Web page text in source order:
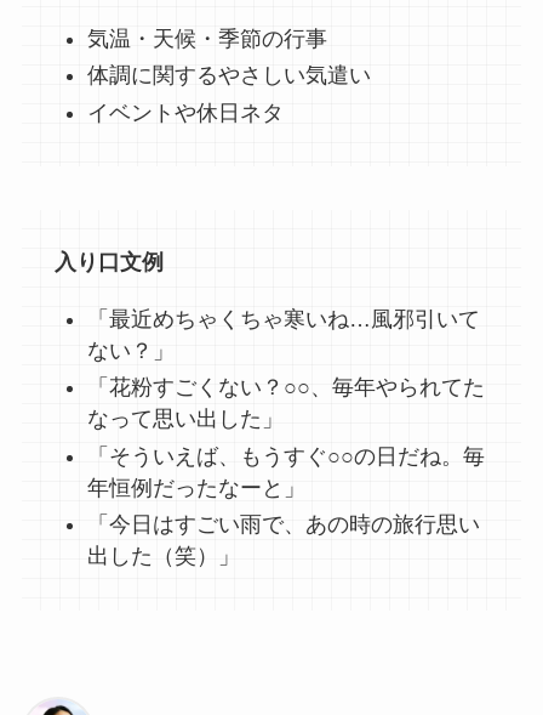
気温・天候・季節の行事
体調に関するやさしい気遣い
イベントや休日ネタ
入り口文例
「最近めちゃくちゃ寒いね…風邪引いて
ない？」
「花粉すごくない？○○、毎年やられてた
なって思い出した」
「そういえば、もうすぐ○○の日だね。毎
年恒例だったなーと」
「今日はすごい雨で、あの時の旅行思い
出した（笑）」